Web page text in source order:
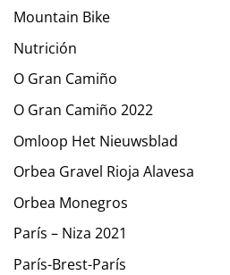
Mountain Bike
Nutrición
O Gran Camiño
O Gran Camiño 2022
Omloop Het Nieuwsblad
Orbea Gravel Rioja Alavesa
Orbea Monegros
París – Niza 2021
París-Brest-París